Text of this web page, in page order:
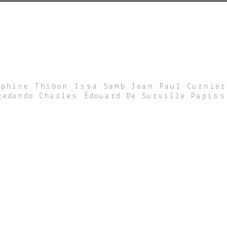
Thibon Issa Samb Jean Paul Curnier
Charles Édouard De Surville Papiss